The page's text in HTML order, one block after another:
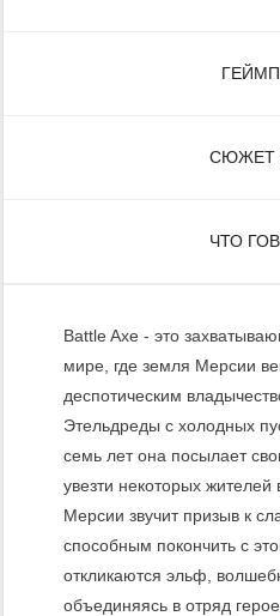
СЮЖЕТ
ЧТО
Battle Axe - это
мире, где земля Мерсии
деспотическим
Этельдреды с холодных
семь лет она посылает
увезти некоторых жителей
Мерсии звучит призыв к
способным покончить с
откликаются эльф,
объединяясь в отряд